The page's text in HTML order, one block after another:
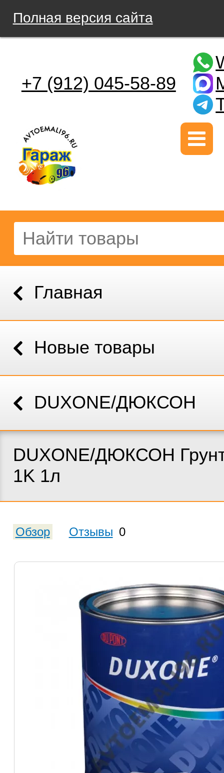
Полная версия сайта
+7 (912) 045-58-89
Главная
Новые товары
DUXONE/ДЮКСОН
DUXONE/ДЮКСОН
1K 1л
Обзор Отзывы 0